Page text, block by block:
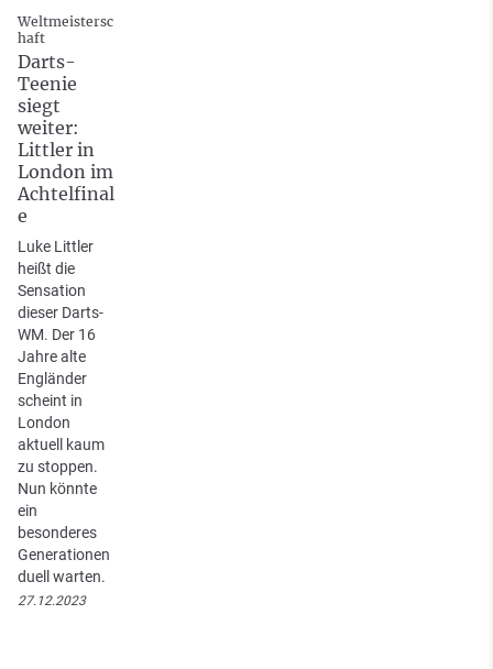
Weltmeistersc
haft
Darts-
Teenie
siegt
weiter:
Littler in
London im
Achtelfinal
e
Luke Littler
heißt die
Sensation
dieser Darts-
WM. Der 16
Jahre alte
Engländer
scheint in
London
aktuell kaum
zu stoppen.
Nun könnte
ein
besonderes
Generationen
duell warten.
27.12.2023